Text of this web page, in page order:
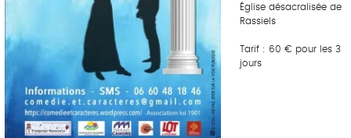
Église désacralisée de
Rassiels
Tarif : 60 € pour les 3
jours